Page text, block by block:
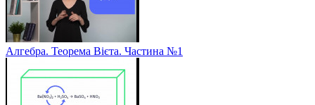
Алгебра. Теорема Вієта. Частина №1